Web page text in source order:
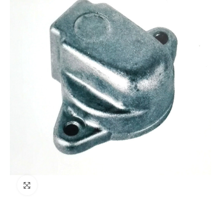
CREA UN NUOVO ACCOUNT
Contattaci